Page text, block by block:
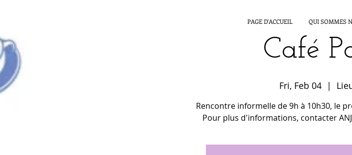
PAGE D'ACCUEIL QUI SOMMES
Café
Fri, Feb 04
  |
Rencontre informelle de 9h à 10h30, le
Pour plus d'informations, contacter